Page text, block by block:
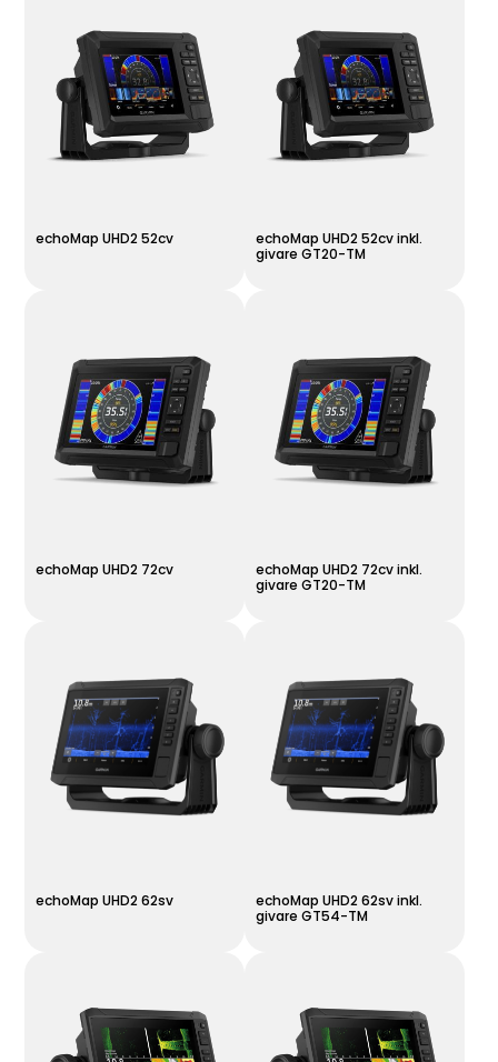
echoMap UHD2 52cv
echoMap UHD2 52cv inkl.
givare GT20-TM
echoMap UHD2 72cv
echoMap UHD2 72cv inkl.
givare GT20-TM
echoMap UHD2 62sv
echoMap UHD2 62sv inkl.
givare GT54-TM